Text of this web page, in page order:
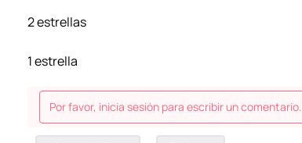
2 estrellas
1 estrella
Por favor, inicia sesión para escribir un comentario.